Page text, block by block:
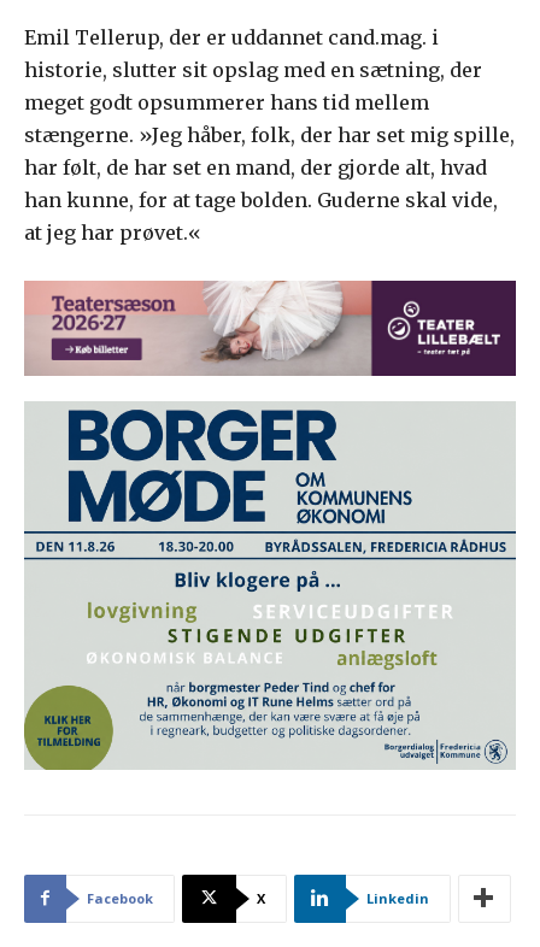
Emil Tellerup, der er uddannet cand.mag. i
historie, slutter sit opslag med en sætning, der
meget godt opsummerer hans tid mellem
stængerne. »Jeg håber, folk, der har set mig spille,
har følt, de har set en mand, der gjorde alt, hvad
han kunne, for at tage bolden. Guderne skal vide,
at jeg har prøvet.«
Facebook X Linkedin